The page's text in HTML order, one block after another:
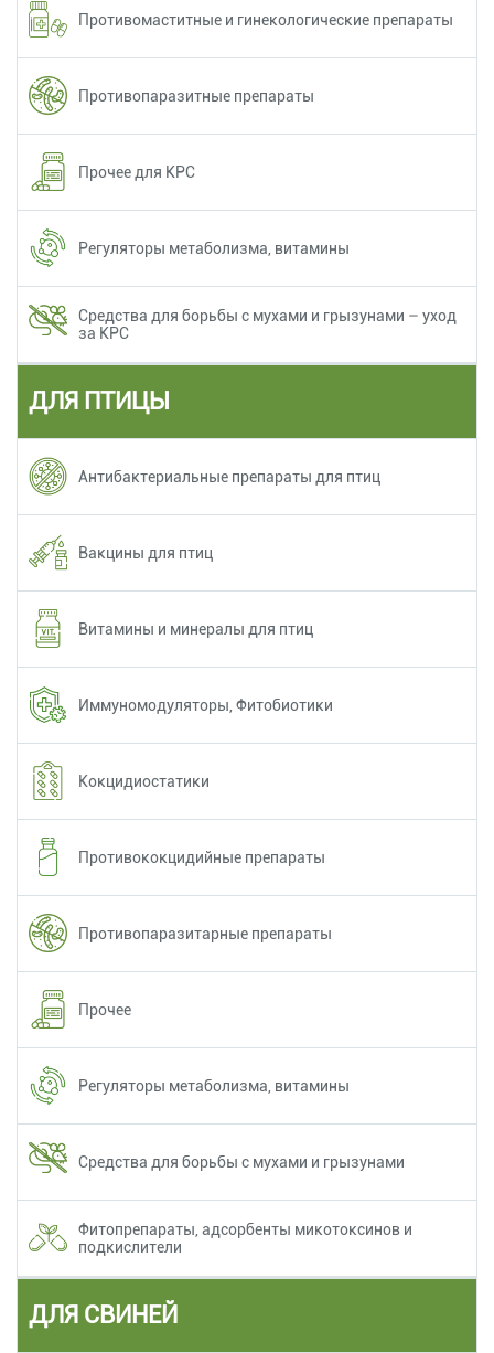
Противомаститные и гинекологические препараты
Противопаразитные препараты
Прочее для КРС
Регуляторы метаболизма, витамины
Средства для борьбы с мухами и грызунами – уход
за КРС
ДЛЯ ПТИЦЫ
Антибактериальные препараты для птиц
Вакцины для птиц
Витамины и минералы для птиц
Иммуномодуляторы, Фитобиотики
Кокцидиостатики
Противококцидийные препараты
Противопаразитарные препараты
Прочее
Регуляторы метаболизма, витамины
Средства для борьбы с мухами и грызунами
Фитопрепараты, адсорбенты микотоксинов и
подкислители
ДЛЯ СВИНЕЙ